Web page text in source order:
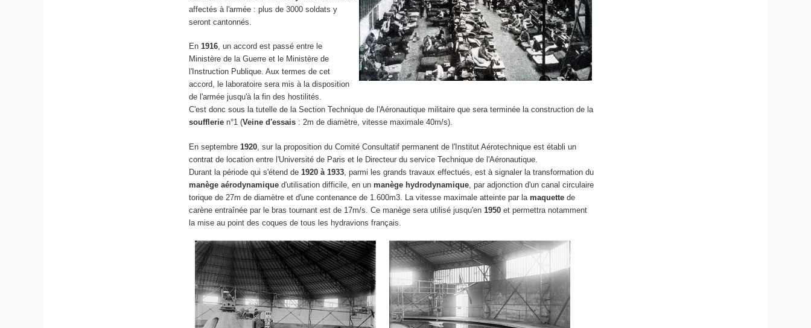
affectés à l'armée : plus de 3000 soldats y
seront cantonnés.
En1916, un accord est passé entre le
Ministère de la Guerre et le Ministère de
l'Instruction Publique. Aux termes de cet
accord, le laboratoire sera mis à la disposition
de l'armée jusqu'à la fin des hostilités.
C'est donc sous la tutelle de la Section Technique de l'Aéronautique militaire que sera terminée la construction de la
soufflerie n°1 (Veine d'essais : 2m de diamètre, vitesse maximale 40m/s).
En septembre 1920 , sur la proposition du Comité Consultatif permanent de l'Institut Aérotechnique est établi un
contrat de location entre l'Université de Paris et le Directeur du service Technique de l'Aéronautique.
Durant la période qui s'étend de 1920 à 1933 , parmi les grands travaux effectués, est à signaler la transformation du
manège aérodynamiqued'utilisation difficile, en unmanège hydrodynamique , par adjonction d'un canal circulaire
torique de 27m de diamètre et d'une contenance de 1.600m3. La vitesse maximale atteinte par lamaquettede
carène entraînée par le bras tournant est de 17m/s. Ce manège sera utilisé jusqu'en 1950 et permettra notamment
la mise au point des coques de tous les hydravions français.